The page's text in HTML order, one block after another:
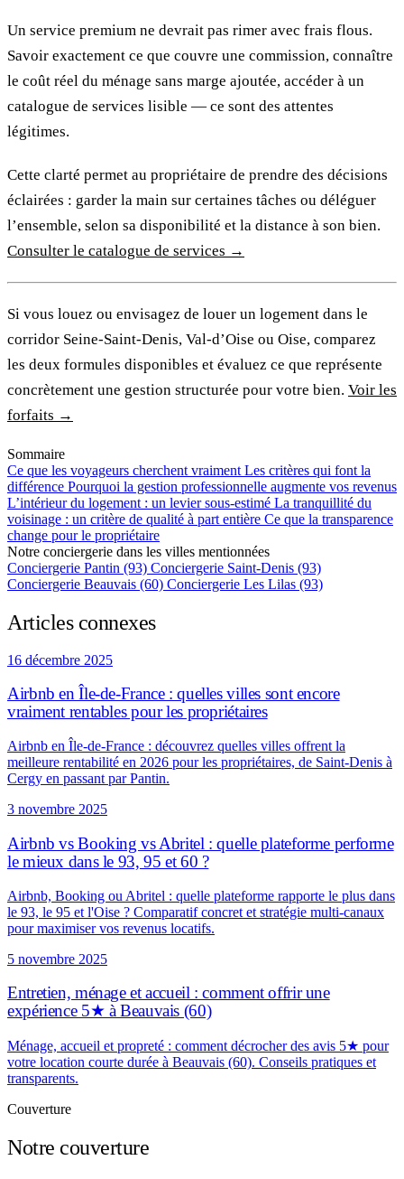
Un service premium ne devrait pas rimer avec frais flous.
Savoir exactement ce que couvre une commission, connaître
le coût réel du ménage sans marge ajoutée, accéder à un
catalogue de services lisible — ce sont des attentes
légitimes.
Cette clarté permet au propriétaire de prendre des décisions
éclairées : garder la main sur certaines tâches ou déléguer
l’ensemble, selon sa disponibilité et la distance à son bien.
Consulter le catalogue de services →
Si vous louez ou envisagez de louer un logement dans le
corridor Seine-Saint-Denis, Val-d’Oise ou Oise, comparez
les deux formules disponibles et évaluez ce que représente
concrètement une gestion structurée pour votre bien. Voir les
forfaits →
Sommaire
Ce que les voyageurs cherchent vraiment Les critères qui font la
différence Pourquoi la gestion professionnelle augmente vos revenus
L’intérieur du logement : un levier sous-estimé La tranquillité du
voisinage : un critère de qualité à part entière Ce que la transparence
change pour le propriétaire
Notre conciergerie dans les villes mentionnées
Conciergerie Pantin (93) Conciergerie Saint-Denis (93)
Conciergerie Beauvais (60) Conciergerie Les Lilas (93)
Articles connexes
16 décembre 2025
Airbnb en Île-de-France : quelles villes sont encore
vraiment rentables pour les propriétaires
Airbnb en Île-de-France : découvrez quelles villes offrent la
meilleure rentabilité en 2026 pour les propriétaires, de Saint-Denis à
Cergy en passant par Pantin.
3 novembre 2025
Airbnb vs Booking vs Abritel : quelle plateforme performe
le mieux dans le 93, 95 et 60 ?
Airbnb, Booking ou Abritel : quelle plateforme rapporte le plus dans
le 93, le 95 et l'Oise ? Comparatif concret et stratégie multi-canaux
pour maximiser vos revenus locatifs.
5 novembre 2025
Entretien, ménage et accueil : comment offrir une
expérience 5★ à Beauvais (60)
Ménage, accueil et propreté : comment décrocher des avis 5★ pour
votre location courte durée à Beauvais (60). Conseils pratiques et
transparents.
Couverture
Notre couverture